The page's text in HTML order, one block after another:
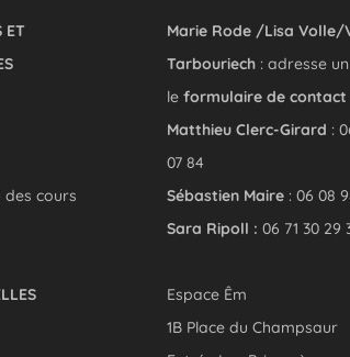
ET
des cours
Marie Rode /Lisa Volle/
Tarbouriech: adresse
le formulaire de contact
Matthieu Clerc-Girard :
07 84
Sébastien Maire: 06 08
Sara Ripoll : 06 71 30 29
Espace Êm
1B Place du Champsaur